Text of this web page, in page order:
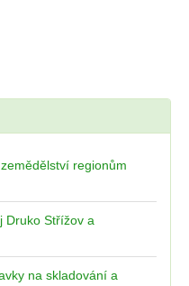
regionům
Druko Střížov a
na skladování a